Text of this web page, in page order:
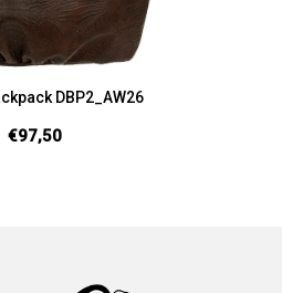
DBP2_AW26
€97,50